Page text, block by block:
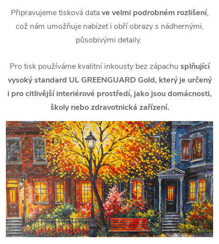
Připravujeme tisková datave velmi podrobném rozlišení,
což nám umožňuje nabízet i obří obrazy s nádhernými,
působivými detaily.
Pro tisk používáme kvalitní inkousty bez zápachu splňující
vysoký standard UL GREENGUARD Gold, který je určený
i pro citlivější interiérové prostředí, jako jsou domácnosti,
školy nebo zdravotnická zařízení.